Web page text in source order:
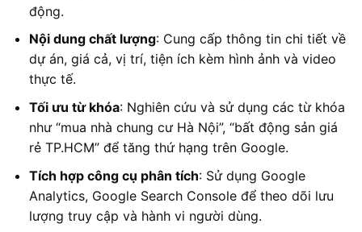
động.
Nội dung chất lượng: Cung cấp thông tin chi tiết về
dự án, giá cả, vị trí, tiện ích kèm hình ảnh và video
thực tế.
Tối ưu từ khóa: Nghiên cứu và sử dụng các từ khóa
như “mua nhà chung cư Hà Nội”, “bất động sản giá
rẻ TP.HCM” để tăng thứ hạng trên Google.
Tích hợp công cụ phân tích: Sử dụng Google
Analytics, Google Search Console để theo dõi lưu
lượng truy cập và hành vi người dùng.